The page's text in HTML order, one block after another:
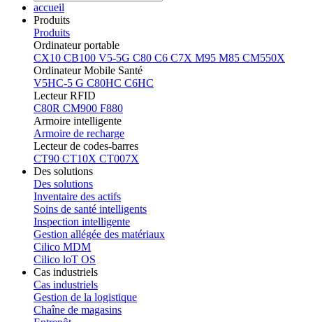
accueil
Produits
Produits
Ordinateur portable
CX10 CB100 V5-5G C80 C6 C7X M95 M85 CM550X
Ordinateur Mobile Santé
V5HC-5 G C80HC C6HC
Lecteur RFID
C80R CM900 F880
Armoire intelligente
Armoire de recharge
Lecteur de codes-barres
CT90 CT10X CT007X
Des solutions
Des solutions
Inventaire des actifs
Soins de santé intelligents
Inspection intelligente
Gestion allégée des matériaux
Cilico MDM
Cilico loT OS
Cas industriels
Cas industriels
Gestion de la logistique
Chaîne de magasins